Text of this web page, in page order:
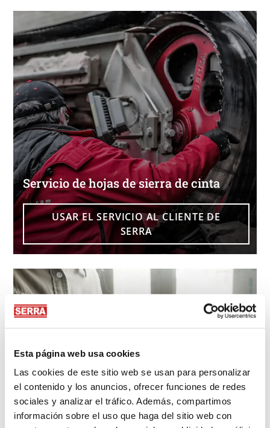
Esta página web usa cookies
Las cookies de este sitio web se usan para personalizar
el contenido y los anuncios, ofrecer funciones de redes
sociales y analizar el tráfico. Además, compartimos
información sobre el uso que haga del sitio web con
Servicio de hojas de sierra de cinta
USAR EL SERVICIO AL CLIENTE DE
SERRA